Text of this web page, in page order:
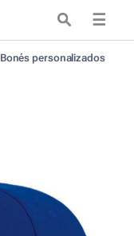
☰
Bonés personalizados